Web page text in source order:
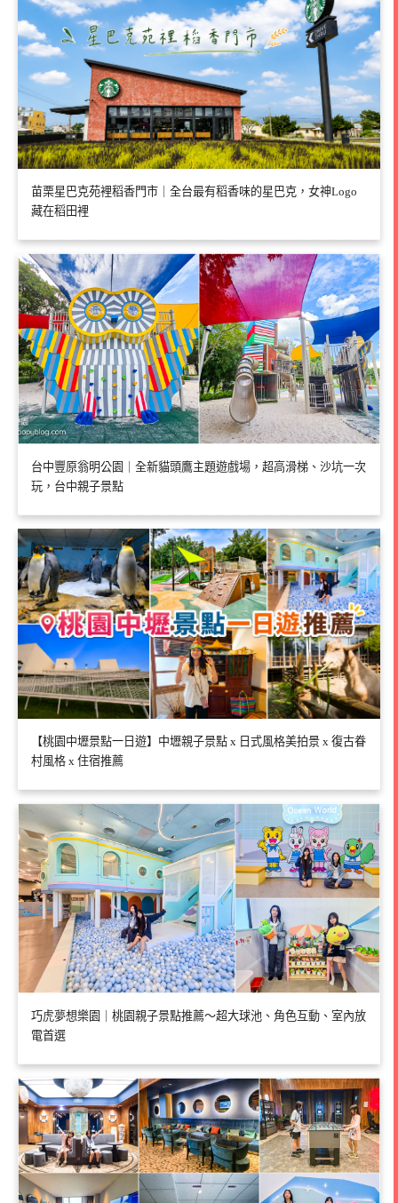
苗栗星巴克苑裡稻香門市｜全台最有稻香味的星巴克，女神Logo
藏在稻田裡
台中豐原翁明公園｜全新貓頭鷹主題遊戲場，超高滑梯、沙坑一次
玩，台中親子景點
【桃園中壢景點一日遊】中壢親子景點 x 日式風格美拍景 x 復古眷
村風格 x 住宿推薦
巧虎夢想樂園｜桃園親子景點推薦～超大球池、角色互動、室內放
電首選